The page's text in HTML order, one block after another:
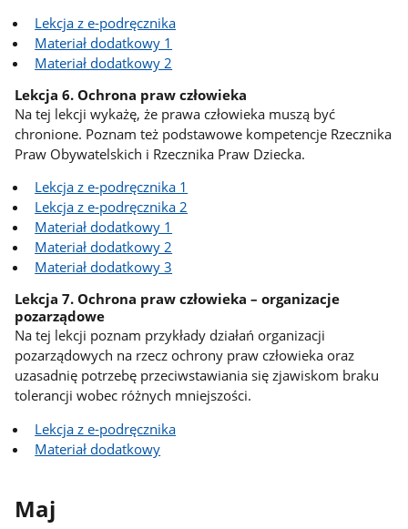
Lekcja z e-podręcznika
Materiał dodatkowy 1
Materiał dodatkowy 2
Lekcja 6. Ochrona praw człowieka
Na tej lekcji wykażę, że prawa człowieka muszą być
chronione. Poznam też podstawowe kompetencje Rzecznika
Praw Obywatelskich i Rzecznika Praw Dziecka.
Lekcja z e-podręcznika 1
Lekcja z e-podręcznika 2
Materiał dodatkowy 1
Materiał dodatkowy 2
Materiał dodatkowy 3
Lekcja 7. Ochrona praw człowieka – organizacje
pozarządowe
Na tej lekcji poznam przykłady działań organizacji
pozarządowych na rzecz ochrony praw człowieka oraz
uzasadnię potrzebę przeciwstawiania się zjawiskom braku
tolerancji wobec różnych mniejszości.
Lekcja z e-podręcznika
Materiał dodatkowy
Maj